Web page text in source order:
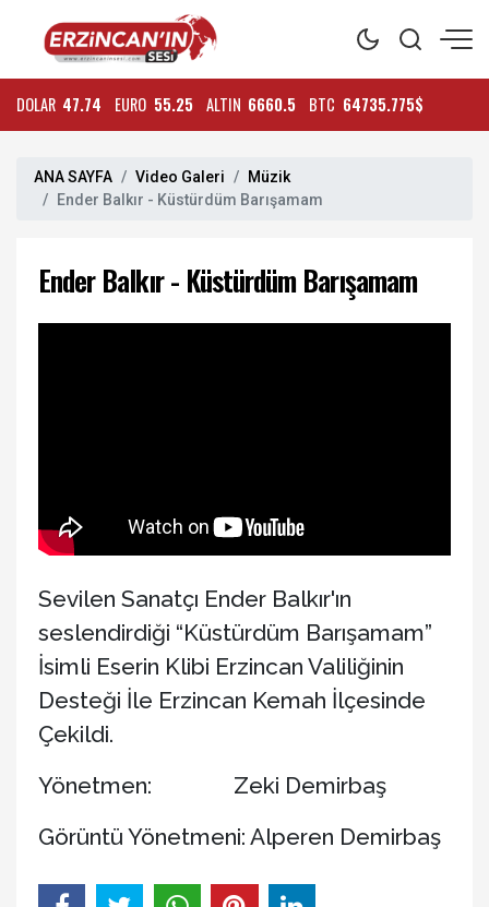
DOLAR 47.74 EURO 55.25 ALTIN 6660.5 BTC 64735.775$
ANA SAYFA Video Galeri
Müzik
Ender Balkır - Küstürdüm Barışamam
Ender Balkır - Küstürdüm Barışamam
Sevilen Sanatçı Ender Balkır'ın
seslendirdiği “Küstürdüm Barışamam”
İsimli Eserin Klibi Erzincan Valiliğinin
Desteği İle Erzincan Kemah İlçesinde
Çekildi.
Yönetmen: Zeki Demirbaş
Görüntü Yönetmeni: Alperen Demirbaş